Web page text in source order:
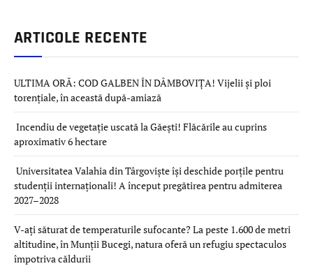
ARTICOLE RECENTE
ULTIMA ORĂ: COD GALBEN ÎN DÂMBOVIȚA! Vijelii și ploi
torențiale, în această după-amiază
Incendiu de vegetație uscată la Găești! Flăcările au cuprins
aproximativ 6 hectare
Universitatea Valahia din Târgoviște își deschide porțile pentru
studenții internaționali! A început pregătirea pentru admiterea
2027–2028
V-ați săturat de temperaturile sufocante? La peste 1.600 de metri
altitudine, în Munții Bucegi, natura oferă un refugiu spectaculos
împotriva căldurii